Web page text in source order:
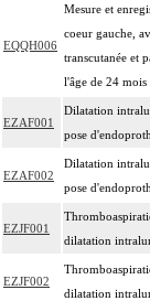
EQQH006
Mesure et
coeur gauche,
transcutanée et
l'âge de 24 mois
EZAF001
Dilatation
pose
EZAF002
Dilatation
pose
EZJF001
dilatation
EZJF002
dilatation